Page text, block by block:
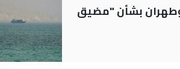
بشأن "مضيق